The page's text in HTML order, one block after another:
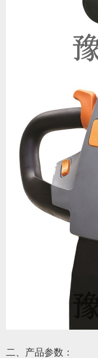
二、产品参数：